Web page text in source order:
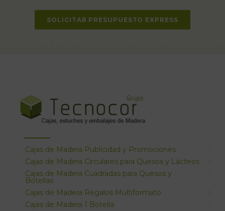
SOLICITAR PRESUPUESTO EXPRESS
Cajas de Madera Publicidad y Promociones
Cajas de Madera Circulares para Quesos y Lácteos
Cajas de Madera Cuadradas para Quesos y
Botellas
Cajas de Madera Regalos Multiformato
Cajas de Madera 1 Botella